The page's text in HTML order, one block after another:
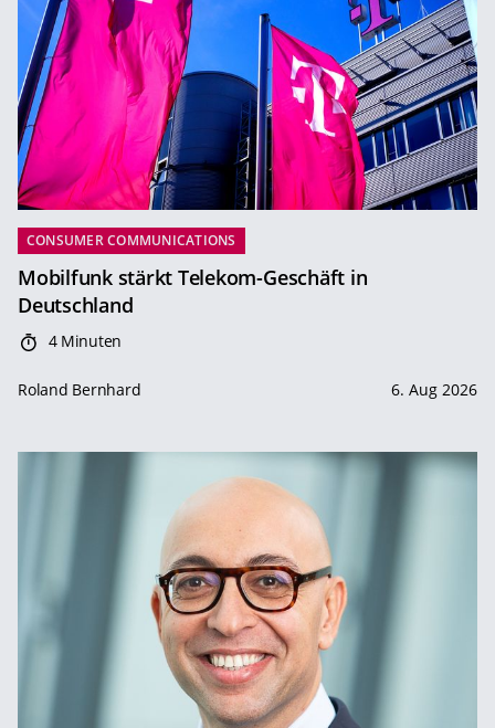
CONSUMER COMMUNICATIONS
Mobilfunk stärkt Telekom-Geschäft in
Deutschland
4 Minuten
Roland Bernhard 6. Aug 2026